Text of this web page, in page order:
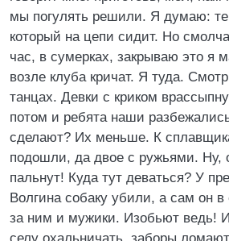
мы погулять решили. Я думаю:
который на цепи сидит. Но
час, в сумерках, закрываю это я
возле клуба кричат. Я туда.
танцах. Девки с криком
потом и ребята наши
сделают? Их меньше. К
подошли, да двое с ружьями. Ну,
пальнут! Куда тут деваться? У
Волгина собаку убили, а сам он в
за ним и мужики. Изобьют ведь!